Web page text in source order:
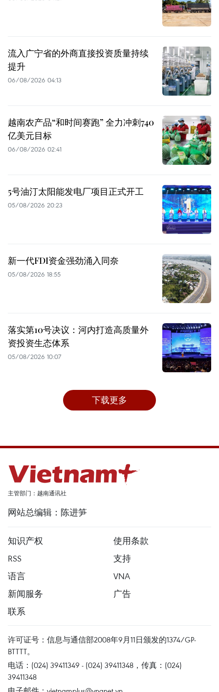
流入广宁省的外商直接投资质量持续
提升
06/08/2026 04:13
越南农产品“和时间赛跑” 全力冲刺740
亿美元目标
06/08/2026 02:41
5号油汀太阳能发电厂项目正式开工
05/08/2026 20:23
新一代FDI资金强劲涌入同奈
05/08/2026 18:55
落实第10号决议：河内打造高质量外
资投资生态体系
05/08/2026 10:07
下载更多
主管部门：越南通讯社
网站总编辑：陈进笋
知识产权
使用条款
RSS
支持
语言
VNA
新闻服务
广告
联系
许可证号：信息与通信部2008年9月11日颁发的1374/GP-
BTTTT。
电话：(024) 39411349 - (024) 39411348，传真：(024)
39411348